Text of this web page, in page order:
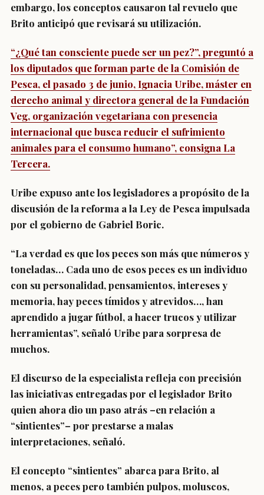
embargo, los conceptos causaron tal revuelo que
Brito anticipó que revisará su utilización.
“¿Qué tan consciente puede ser un pez?”, preguntó a
los diputados que forman parte de la Comisión de
Pesca, el pasado 3 de junio, Ignacia Uribe, máster en
derecho animal y directora general de la Fundación
Veg, organización vegetariana con presencia
internacional que busca reducir el sufrimiento
animales para el consumo humano”, consigna La
Tercera.
Uribe expuso ante los legisladores a propósito de la
discusión de la reforma a la Ley de Pesca impulsada
por el gobierno de Gabriel Boric.
“La verdad es que los peces son más que números y
toneladas… Cada uno de esos peces es un individuo
con su personalidad, pensamientos, intereses y
memoria, hay peces tímidos y atrevidos…, han
aprendido a jugar fútbol, a hacer trucos y utilizar
herramientas”, señaló Uribe para sorpresa de
muchos.
El discurso de la especialista refleja con precisión
las iniciativas entregadas por el legislador Brito
quien ahora dio un paso atrás –en relación a
“sintientes”– por prestarse a malas
interpretaciones, señaló.
El concepto “sintientes” abarca para Brito, al
menos, a peces pero también pulpos, moluscos,